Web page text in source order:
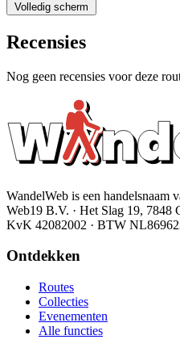
Volledig scherm
Recensies
Nog geen recensies voor deze
WandelWeb is een handelsnaam
Web19 B.V. · Het Slag 19, 7848
KvK 42082002 · BTW
Ontdekken
Routes
Collecties
Evenementen
Alle functies